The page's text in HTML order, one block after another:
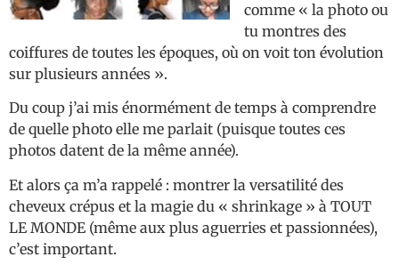
comme « la photo ou
tu montres des
coiffures de toutes les époques, où on voit ton évolution
sur plusieurs années ».
Du coup j’ai mis énormément de temps à comprendre
de quelle photo elle me parlait (puisque toutes ces
photos datent de la même année).
Et alors ça m’a rappelé : montrer la versatilité des
cheveux crépus et la magie du « shrinkage » à TOUT
LE MONDE (même aux plus aguerries et passionnées),
c’est important.